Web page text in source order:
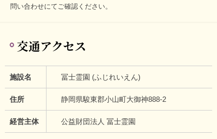
問い合わせにてご確認ください。
交通アクセス
施設名 冨士霊園 (ふじれいえん)
住所 静岡県駿東郡小山町大御神888-2
経営主体 公益財団法人 冨士霊園